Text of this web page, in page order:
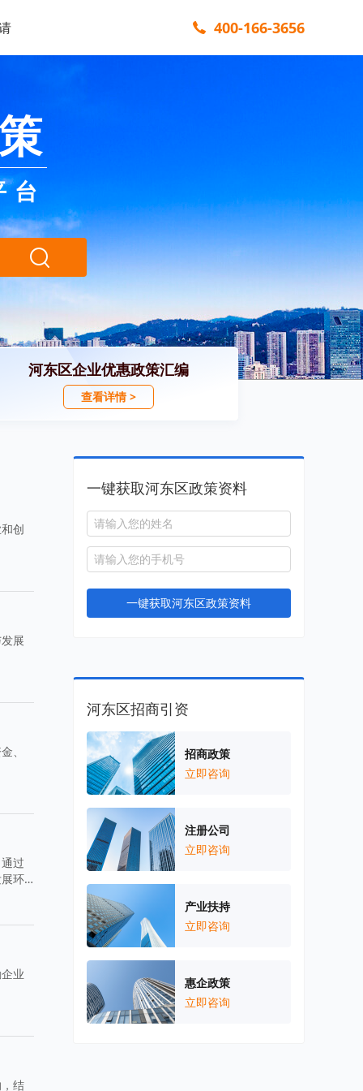
400-166-3656
台
河东区企业优惠政策汇编
查看详情 >
创
展
、
过
环
业
结
一键获取河东区政策资料
一键获取河东区政策资料
河东区招商引资
招商政策
立即咨询
注册公司
立即咨询
产业扶持
立即咨询
惠企政策
立即咨询